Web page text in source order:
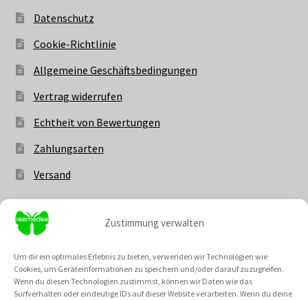
Zustimmung verwalten
Um dir ein optimales Erlebnis zu bieten, verwenden wir Technologien wie
Cookies, um Geräteinformationen zu speichern und/oder darauf zuzugreifen.
Wenn du diesen Technologien zustimmst, können wir Daten wie das
Surfverhalten oder eindeutige IDs auf dieser Website verarbeiten. Wenn du deine
Datenschutz
Cookie-Richtlinie
Allgemeine Geschäftsbedingungen
Vertrag widerrufen
Echtheit von Bewertungen
Zahlungsarten
Versand